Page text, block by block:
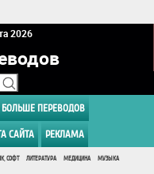
2026
БОЛЬШЕ ПЕРЕВОДОВ
САЙТА РЕКЛАМА
СОФТ ЛИТЕРАТУРА МЕДИЦИНА МУЗЫКА